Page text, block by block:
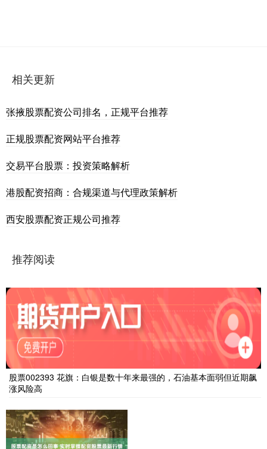
相关更新
张掖股票配资公司排名，正规平台推荐
正规股票配资网站平台推荐
交易平台股票：投资策略解析
港股配资招商：合规渠道与代理政策解析
西安股票配资正规公司推荐
推荐阅读
股票002393 花旗：白银是数十年来最强的，石油基本面弱但近期飙
涨风险高